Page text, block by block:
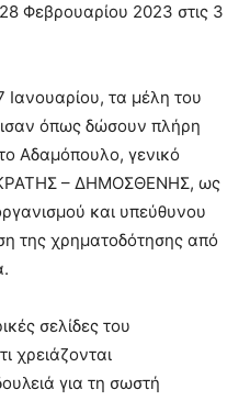
Φεβρουαρίου 2023 στις 3
Ιανουαρίου, τα μέλη του
όπως δώσουν πλήρη
Αδαμόπουλο, γενικό
– ΔΗΜΟΣΘΕΝΗΣ, ως
και υπεύθυνου
της χρηματοδότησης από
σελίδες του
χρειάζονται
για τη σωστή